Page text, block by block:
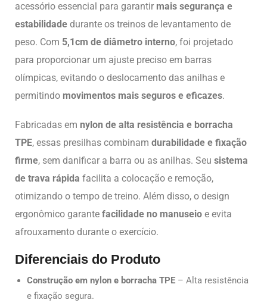
acessório essencial para garantir mais segurança e
estabilidade durante os treinos de levantamento de
peso. Com 5,1cm de diâmetro interno, foi projetado
para proporcionar um ajuste preciso em barras
olímpicas, evitando o deslocamento das anilhas e
permitindo movimentos mais seguros e eficazes.
Fabricadas em nylon de alta resistência e borracha
TPE, essas presilhas combinam durabilidade e fixação
firme, sem danificar a barra ou as anilhas. Seu sistema
de trava rápida facilita a colocação e remoção,
otimizando o tempo de treino. Além disso, o design
ergonômico garante facilidade no manuseio e evita
afrouxamento durante o exercício.
Diferenciais do Produto
Construção em nylon e borracha TPE – Alta resistência
e fixação segura.